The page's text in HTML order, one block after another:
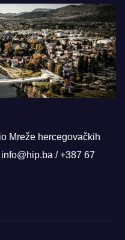
Mreže hercegovačkih
/ +387 67